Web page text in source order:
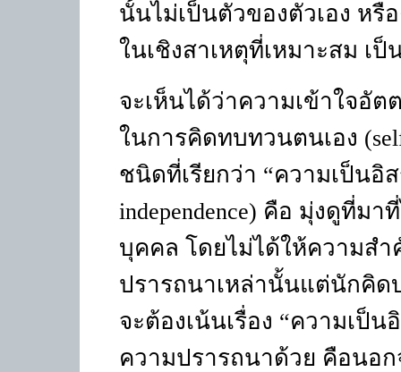
นั้นไม่เป็นตัวของตัวเอง ห
ในเชิงสาเหตุที่เหมาะสม เป็
จะเห็นได้ว่าความเข้าใจอั
ในการคิดทบทวนตนเอง (
ชนิดที่เรียกว่า “ความเป็นอิ
independence) คือ มุ่งดูที่มา
บุคคล โดยไม่ได้ให้ความส
ปรารถนาเหล่านั้นแต่นักคิ
จะต้องเน้นเรื่อง “ความเป็น
ความปรารถนาด้วย คือนอก